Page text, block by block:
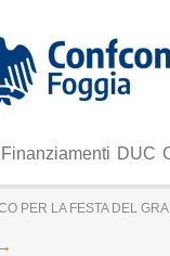
Finanziamenti DUC
PER LA FESTA DEL